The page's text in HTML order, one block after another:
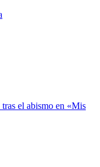
el abismo en «Mis